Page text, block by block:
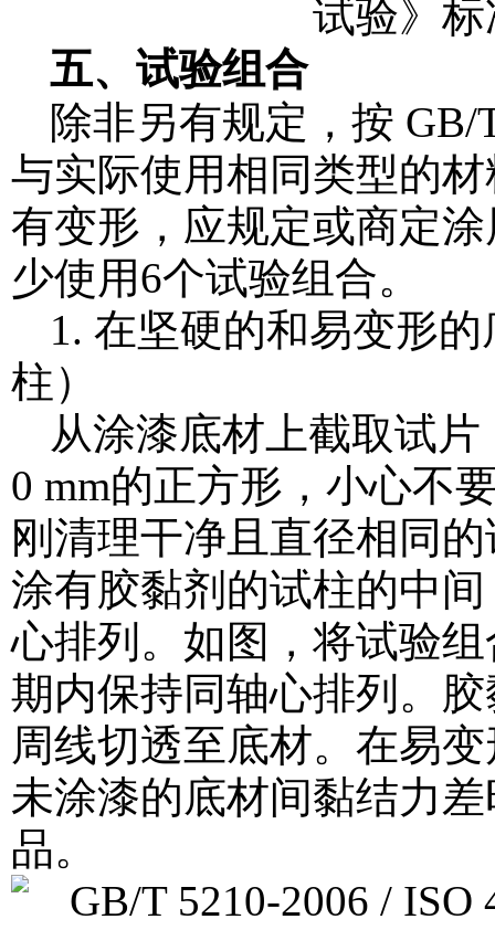
五、试验组合
除非另有规定，按
与实际使用相同类型的
有变形，应规定或商定
少使用6个试验组合。
1. 在坚硬的和易变形
柱）
从涂漆底材上截取试
0 mm的正方形，小心不
刚清理干净且直径相同
涂有胶黏剂的试柱的中
心排列。如图，将试验
期内保持同轴心排列。
周线切透至底材。在易
未涂漆的底材间黏结力
品。